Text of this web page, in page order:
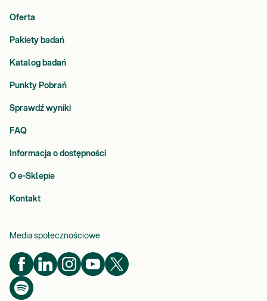
Oferta
Pakiety badań
Katalog badań
Punkty Pobrań
Sprawdź wyniki
FAQ
Informacja o dostępności
O e-Sklepie
Kontakt
Media społecznościowe